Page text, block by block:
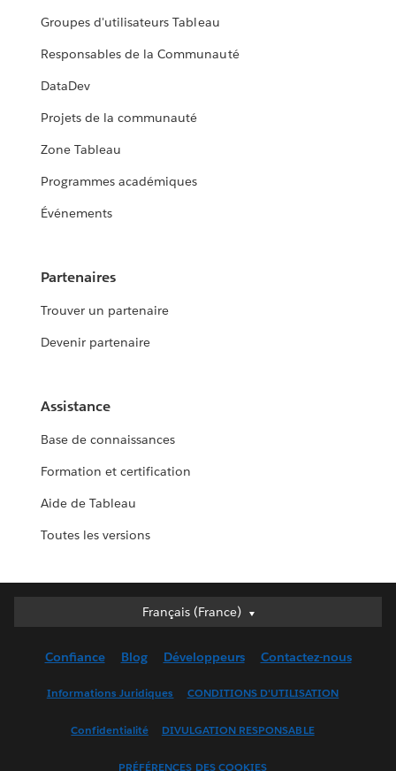
Groupes d'utilisateurs Tableau
Responsables de la Communauté
DataDev
Projets de la communauté
Zone Tableau
Programmes académiques
Événements
Partenaires
Trouver un partenaire
Devenir partenaire
Assistance
Base de connaissances
Formation et certification
Aide de Tableau
Toutes les versions
Français (France)
Français (France)
English (UK)
Français (Canada)
Confiance Blog Développeurs Contactez-nous
Informations Juridiques CONDITIONS D'UTILISATION
Confidentialité DIVULGATION RESPONSABLE
PRÉFÉRENCES DES COOKIES